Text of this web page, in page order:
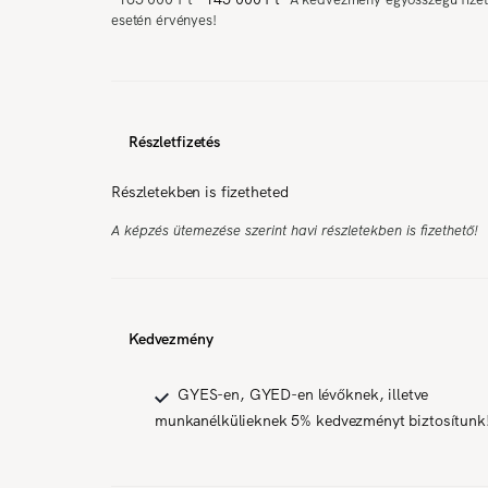
esetén érvényes!
Részletfizetés
Részletekben is fizetheted
A képzés ütemezése szerint havi részletekben is fizethető!
Kedvezmény
GYES-en, GYED-en lévőknek, illetve
munkanélkülieknek 5% kedvezményt